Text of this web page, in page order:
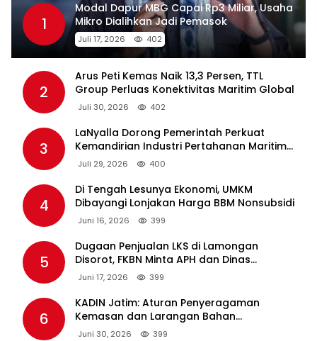
1
Modal Dapur MBG Capai Rp3 Miliar, Usaha
Mikro Dialihkan Jadi Pemasok
Juli 17, 2026 402
2
Arus Peti Kemas Naik 13,3 Persen, TTL
Group Perluas Konektivitas Maritim Global
Juli 30, 2026 402
3
LaNyalla Dorong Pemerintah Perkuat
Kemandirian Industri Pertahanan Maritim
Lewat PT PAL
Juli 29, 2026 400
4
Di Tengah Lesunya Ekonomi, UMKM
Dibayangi Lonjakan Harga BBM Nonsubsidi
Juni 16, 2026 399
5
Dugaan Penjualan LKS di Lamongan
Disorot, FKBN Minta APH dan Dinas
Pendidikan Bertindak Tegas.
Juni 17, 2026 399
6
KADIN Jatim: Aturan Penyeragaman
Kemasan dan Larangan Bahan
Tambahan Berpotensi Ganggu Industri
Juni 30, 2026 399